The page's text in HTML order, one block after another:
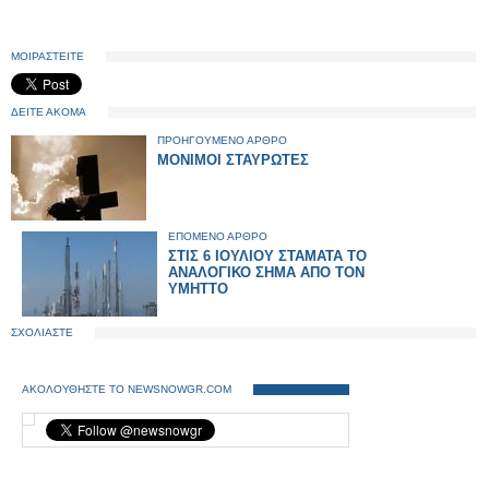
ΜΟΙΡΑΣΤΕΙΤΕ
ΔΕΙΤΕ ΑΚΟΜΑ
ΠΡΟΗΓΟΥΜΕΝΟ ΑΡΘΡΟ
ΜΟΝΙΜΟΙ ΣΤΑΥΡΩΤΕΣ
ΕΠΟΜΕΝΟ ΑΡΘΡΟ
ΣΤΙΣ 6 ΙΟΥΛΙΟΥ ΣΤΑΜΑΤΑ ΤΟ
ΑΝΑΛΟΓΙΚΟ ΣΗΜΑ ΑΠΟ ΤΟΝ
ΥΜΗΤΤΟ
ΣΧΟΛΙΑΣΤΕ
ΑΚΟΛΟΥΘΗΣΤΕ ΤΟ NEWSNOWGR.COM